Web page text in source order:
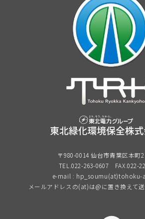
〒980-0014 仙台市青葉区本町
TEL.022-263-0607 FAX.022-
e-mail : hp_soumu(at)tohoku-
メールアドレスの(at)は@に置き換えて送